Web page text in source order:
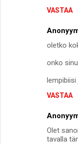
VASTAA
oletko
onko
lempibiisi
VASTAA
Olet
tavalla